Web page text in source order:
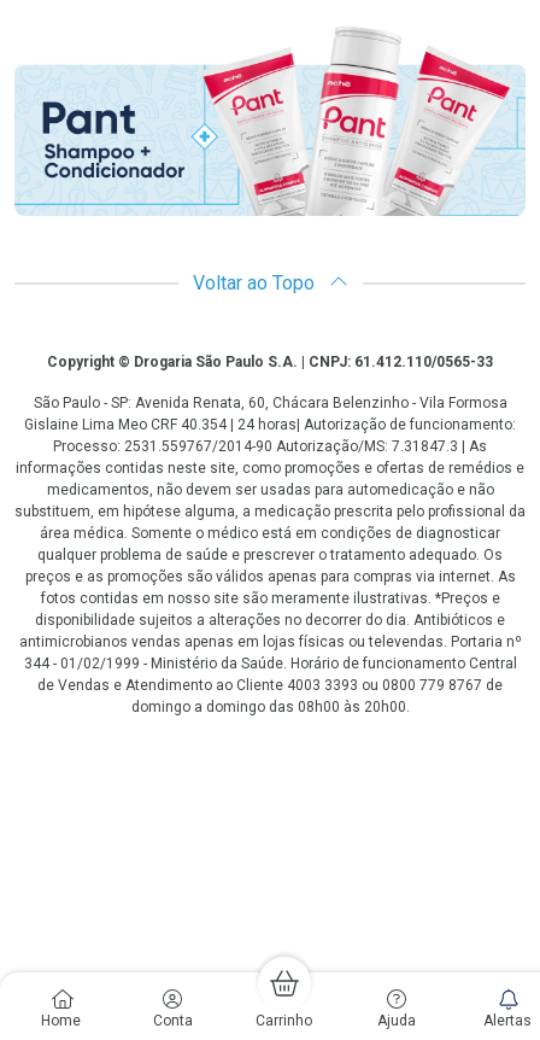
Home Conta Carrinho Ajuda Alertas
Promoção em Destaque
Voltar ao Topo
CopyrightCopyright © Drogaria São Paulo S.A. | CNPJ: 61.412.110/0565-33
São Paulo - SP: Avenida Renata, 60, Chácara Belenzinho - Vila Formosa
Gislaine Lima Meo CRF 40.354 | 24 horas| Autorização de funcionamento:
Processo: 2531.559767/2014-90 Autorização/MS: 7.31847.3 | As
informações contidas neste site, como promoções e ofertas de remédios e
medicamentos, não devem ser usadas para automedicação e não
substituem, em hipótese alguma, a medicação prescrita pelo profissional da
área médica. Somente o médico está em condições de diagnosticar
qualquer problema de saúde e prescrever o tratamento adequado. Os
preços e as promoções são válidos apenas para compras via internet. As
fotos contidas em nosso site são meramente ilustrativas. *Preços e
disponibilidade sujeitos a alterações no decorrer do dia. Antibióticos e
antimicrobianos vendas apenas em lojas físicas ou televendas. Portaria nº
344 - 01/02/1999 - Ministério da Saúde. Horário de funcionamento Central
de Vendas e Atendimento ao Cliente 4003 3393 ou 0800 779 8767 de
domingo a domingo das 08h00 às 20h00.